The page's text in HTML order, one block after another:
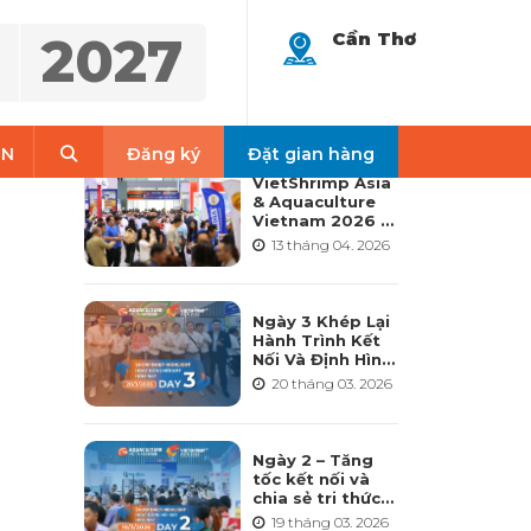
2027 Cần Thơ
Đăng ký
Đặt gian hàng
VietShrimp Asia
& Aquaculture
Vietnam 2026 –
Nền tảng nuôi
trồng thủy sản
nhất tại Việt
Nam
13 tháng 04. 2026
Ngày 3 Khép Lại
Hành Trình Kết
Nối Và Định Hình
Tương Lai
Ngành Thủy Sản
Aquaculture
Vietnam 2026
20 tháng 03. 2026
Ngày 2 – Tăng
tốc kết nối và
chia sẻ tri thức
cho ngành thủy
19 tháng 03. 2026